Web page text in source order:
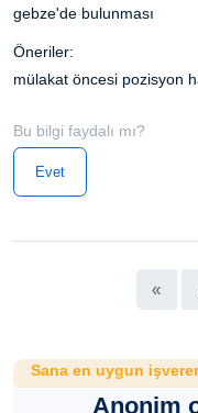
gebze'de bulunması
Öneriler:
mülakat öncesi pozisyon
Bu bilgi faydalı mı?
Evet
«
Sana en uygun
Anonim